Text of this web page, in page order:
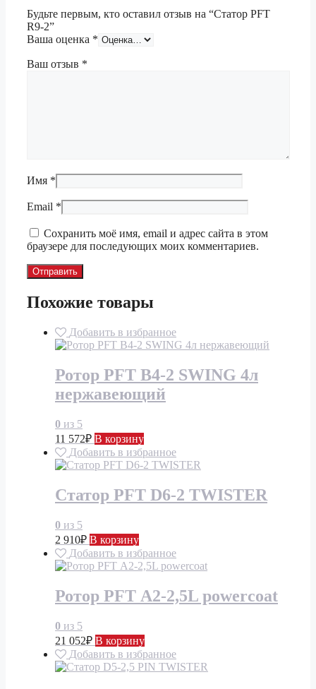
Будьте первым, кто оставил отзыв на “Статор PFT
R9-2”
Ваша оценка *
Ваш отзыв *
Имя *
Email *
Сохранить моё имя, email и адрес сайта в этом
браузере для последующих моих комментариев.
Похожие товары
Добавить в избранное
Ротор PFT В4-2 SWING 4л
нержавеющий
0 из 5
11 572₽ В корзину
Добавить в избранное
Статор PFT D6-2 TWISTER
0 из 5
2 910₽ В корзину
Добавить в избранное
Ротор PFT А2-2,5L powercoat
0 из 5
21 052₽ В корзину
Добавить в избранное